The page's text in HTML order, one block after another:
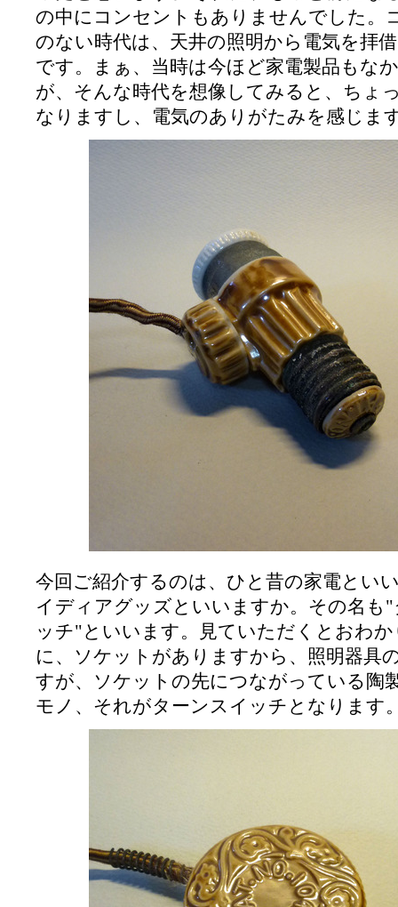
の中にコンセントもありませんでした。
のない時代は、天井の照明から電気を拝
です。まぁ、当時は今ほど家電製品もな
が、そんな時代を想像してみると、ちょ
なりますし、電気のありがたみを感じま
今回ご紹介するのは、ひと昔の家電とい
イディアグッズといいますか。その名も
ッチ"といいます。見ていただくとおわ
に、ソケットがありますから、照明器具
すが、ソケットの先につながっている陶
モノ、それがターンスイッチとなります